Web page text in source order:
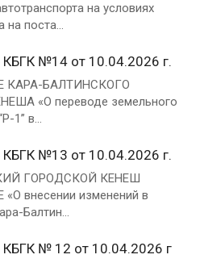
на условиях
поста...
КБГК №14 от 10.04.2026 г.
КАРА-БАЛТИНСКОГО
«О переводе земельного
1” в...
КБГК №13 от 10.04.2026 г.
ГОРОДСКОЙ КЕНЕШ
внесении изменений в
Балтин...
КБГК № 12 от 10.04.2026 г